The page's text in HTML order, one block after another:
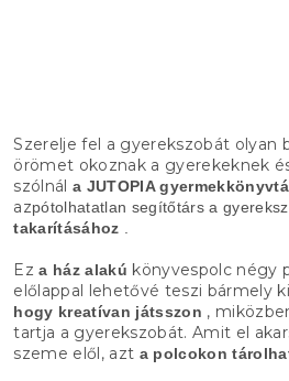
Szerelje fel a gyerekszobát olyan
örömet okoznak a gyerekeknek
szólnál a JUTOPIA
azpótolhatatlan segítőtárs a
takarításához
Eza ház alakú könyvespolc négy
előlappal lehetővé teszi bármely
hogy kreatívan játsszon ,
tartja a gyerekszobát. Amit el
szeme elől, azt a polcokon